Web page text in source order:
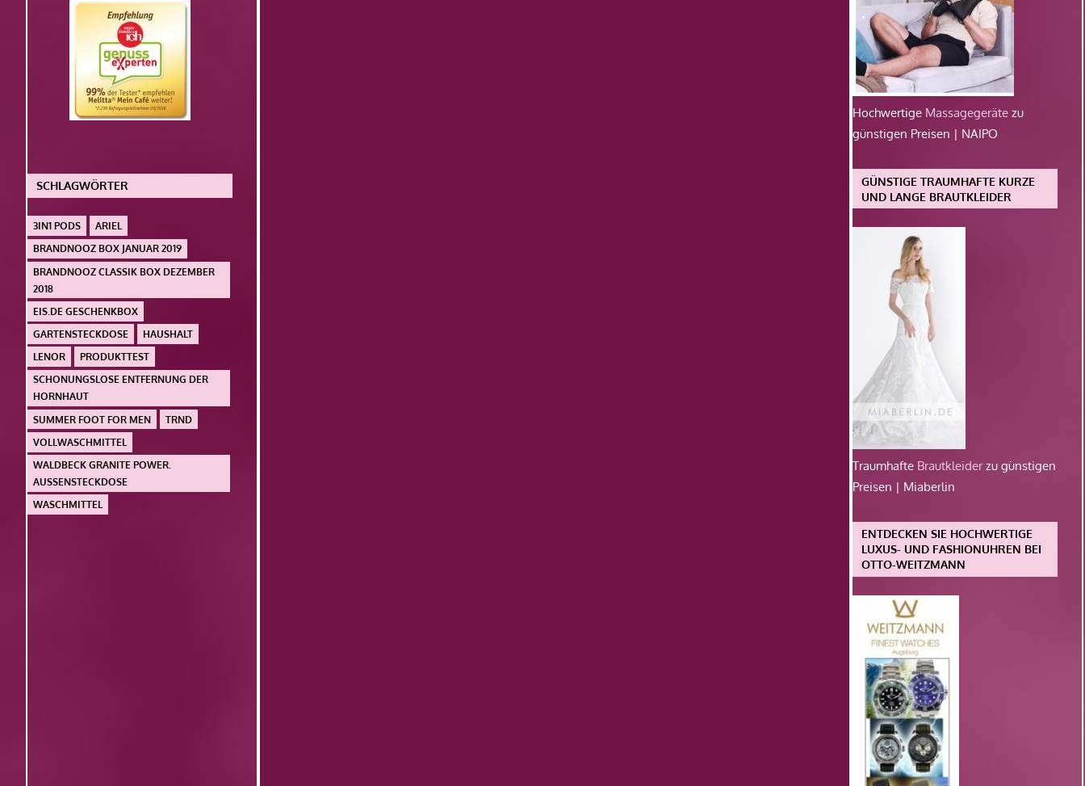
SCHLAGWÖRTER
3IN1 PODS
ARIEL
BRANDNOOZ BOX JANUAR 2019
BRANDNOOZ CLASSIK BOX DEZEMBER
2018
EIS.DE GESCHENKBOX
GARTENSTECKDOSE
HAUSHALT
LENOR
PRODUKTTEST
SCHONUNGSLOSE ENTFERNUNG DER
HORNHAUT
SUMMER FOOT FOR MEN
TRND
VOLLWASCHMITTEL
WALDBECK GRANITE POWER.
AUSSENSTECKDOSE
WASCHMITTEL
Hochwertige Massagegeräte zu
günstigen Preisen | NAIPO
GÜNSTIGE TRAUMHAFTE KURZE
UND LANGE BRAUTKLEIDER
Traumhafte Brautkleiderzu günstigen
Preisen | Miaberlin
ENTDECKEN SIE HOCHWERTIGE
LUXUS- UND FASHIONUHREN BEI
OTTO-WEITZMANN